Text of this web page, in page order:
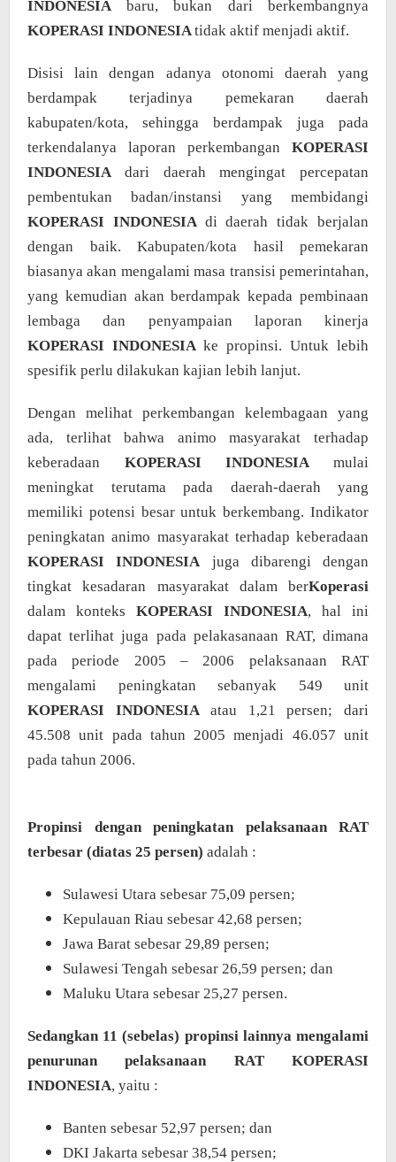
INDONESIA baru, bukan dari berkembangnya
KOPERASI INDONESIA tidak aktif menjadi aktif.
Disisi lain dengan adanya otonomi daerah yang
berdampak terjadinya pemekaran daerah
kabupaten/kota, sehingga berdampak juga pada
terkendalanya laporan perkembangan KOPERASI
INDONESIA dari daerah mengingat percepatan
pembentukan badan/instansi yang membidangi
KOPERASI INDONESIA di daerah tidak berjalan
dengan baik. Kabupaten/kota hasil pemekaran
biasanya akan mengalami masa transisi pemerintahan,
yang kemudian akan berdampak kepada pembinaan
lembaga dan penyampaian laporan kinerja
KOPERASI INDONESIA ke propinsi. Untuk lebih
spesifik perlu dilakukan kajian lebih lanjut.
Dengan melihat perkembangan kelembagaan yang
ada, terlihat bahwa animo masyarakat terhadap
keberadaan KOPERASI INDONESIAmulai
meningkat terutama pada daerah-daerah yang
memiliki potensi besar untuk berkembang. Indikator
peningkatan animo masyarakat terhadap keberadaan
KOPERASI INDONESIA juga dibarengi dengan
tingkat kesadaran masyarakat dalam berKoperasi
dalam konteks KOPERASI INDONESIA, hal ini
dapat terlihat juga pada pelakasanaan RAT, dimana
pada periode 2005 – 2006 pelaksanaan RAT
mengalami peningkatan sebanyak 549 unit
KOPERASI INDONESIA atau 1,21 persen; dari
45.508 unit pada tahun 2005 menjadi 46.057 unit
pada tahun 2006.
Propinsi dengan peningkatan pelaksanaan RAT
terbesar (diatas 25 persen) adalah :
Sulawesi Utara sebesar 75,09 persen;
Kepulauan Riau sebesar 42,68 persen;
Jawa Barat sebesar 29,89 persen;
Sulawesi Tengah sebesar 26,59 persen; dan
Maluku Utara sebesar 25,27 persen.
Sedangkan 11 (sebelas) propinsi lainnya mengalami
penurunan pelaksanaan RAT KOPERASI
INDONESIA, yaitu :
Banten sebesar 52,97 persen; dan
DKI Jakarta sebesar 38,54 persen;